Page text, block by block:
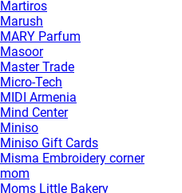
Martiros
Marush
MARY Parfum
Masoor
Master Trade
Micro-Tech
MIDI Armenia
Mind Center
Miniso
Miniso Gift Cards
Misma Embroidery corner
mom
Moms Little Bakery